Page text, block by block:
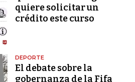
quiere solicitar un
crédito este curso
DEPORTE
El debate sobre la
gobernanza de la Fifa